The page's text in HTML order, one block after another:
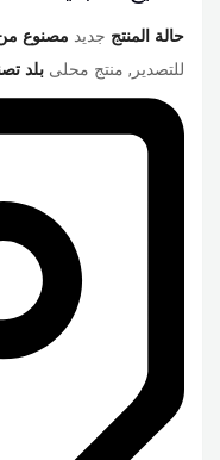
حالة المنتج جديد مصنوع
للتصدير, منتج محلى بلد